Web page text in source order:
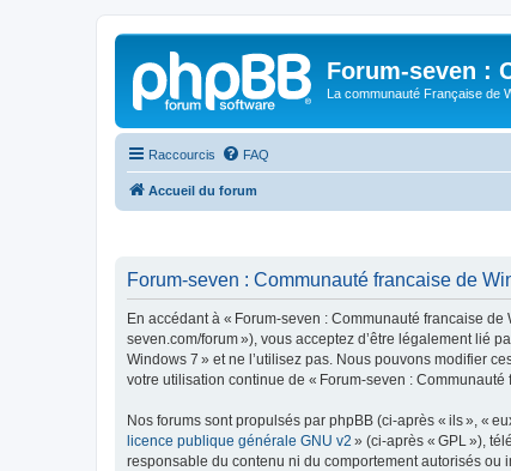
Forum-seven :
La communauté Française de
Raccourcis FAQ
Accueil du forum
Forum-seven : Communauté francaise de
En accédant à « Forum-seven : Communauté francaise
seven.com/forum »), vous acceptez d’être légalement lié
Windows 7 » et ne l’utilisez pas. Nous pouvons modifier
votre utilisation continue de « Forum-seven :
Nos forums sont propulsés par phpBB (ci-après « ils », «
licence publique générale GNU v2 » (ci-après « GPL »),
responsable du contenu ni du comportement autorisés ou